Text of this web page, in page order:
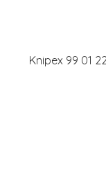
Knipex 99 01